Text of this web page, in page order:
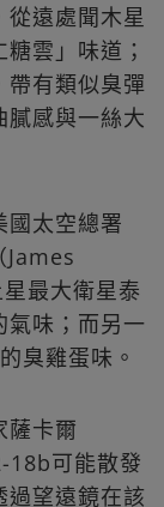
遠處聞木星
雲」味道；
帶有類似臭彈
感與一絲大
國太空總署
James
最大衛星泰
氣味；而另一
臭雞蛋味。
薩卡爾
18b可能散發
過望遠鏡在該